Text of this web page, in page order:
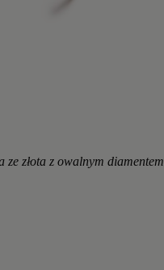
ze złota z owalnym diamentem